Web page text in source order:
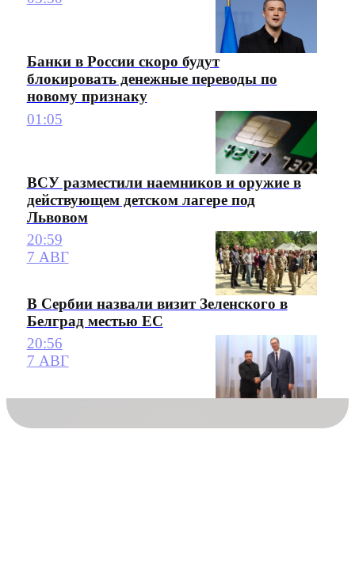
Банки в России скоро будут
блокировать денежные переводы по
новому признаку
01:05
ВСУ разместили наемников и оружие в
действующем детском лагере под
Львовом
20:59
7 АВГ
В Сербии назвали визит Зеленского в
Белград местью ЕС
20:56
7 АВГ